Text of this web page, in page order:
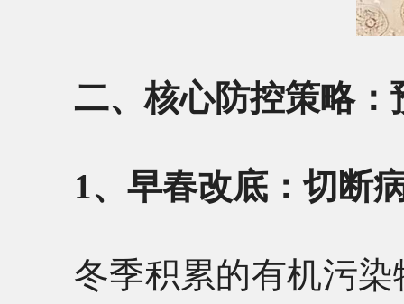
二、核心防控策略：
1、早春改底：切断
冬季积累的有机污